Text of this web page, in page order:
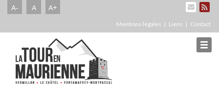
A- A A+
Mentions légales Liens Contact